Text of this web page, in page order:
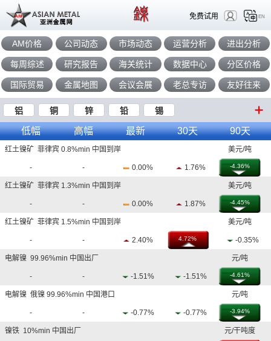
免费试用 EN
AM价格 公司动态 市场动态 运营分析 进出分析
每周综述 研究报告 海关统计 数据中心 分区价格
国际贸易 金属地图 会议会展 老总专访 友好往来
铝 铜 锌 铅 锡
低幅 高幅 最新 30天 90天
红土镍矿 菲律宾 0.8%min 中国到岸 美元/吨
- - 0.00% 1.76% -4.36%
红土镍矿 菲律宾 1.3%min 中国到岸 美元/吨
- - 0.00% 1.87% -4.45%
红土镍矿 菲律宾 1.5%min 中国到岸 美元/吨
- - 2.40% 4.72% -0.35%
电解镍 99.96%min 中国出厂 元/吨
- - -1.51% -1.51% -4.61%
电解镍 俄镍 99.96%min 中国港口 元/吨
- - -0.77% -0.77% -3.94%
镍铁 10%min 中国出厂 元/干吨度